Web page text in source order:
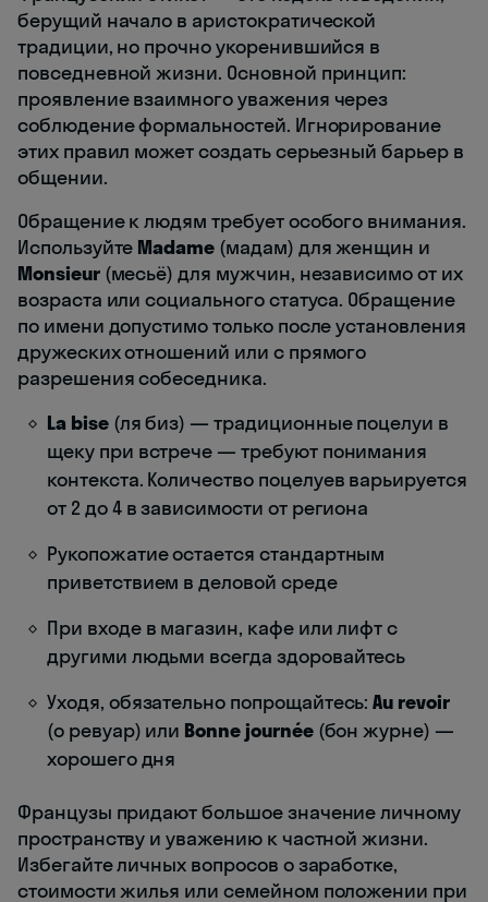
берущий начало в аристократической
традиции, но прочно укоренившийся в
повседневной жизни. Основной принцип:
проявление взаимного уважения через
соблюдение формальностей. Игнорирование
этих правил может создать серьезный барьер в
общении.
Обращение к людям требует особого внимания.
Используйте Madame (мадам) для женщин и
Monsieur(месьё) для мужчин, независимо от их
возраста или социального статуса. Обращение
по имени допустимо только после установления
дружеских отношений или с прямого
разрешения собеседника.
La bise(ля биз) — традиционные поцелуи в
щеку при встрече — требуют понимания
контекста. Количество поцелуев варьируется
от 2 до 4 в зависимости от региона
Рукопожатие остается стандартным
приветствием в деловой среде
При входе в магазин, кафе или лифт с
другими людьми всегда здоровайтесь
Уходя, обязательно попрощайтесь:Au revoir
(о ревуар) или Bonne journée(бон журне) —
хорошего дня
Французы придают большое значение личному
пространству и уважению к частной жизни.
Избегайте личных вопросов о заработке,
стоимости жилья или семейном положении при